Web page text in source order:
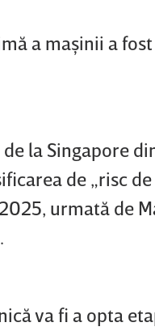
a maşinii a
la Singapore
de „risc
urmată de
va fi a opta